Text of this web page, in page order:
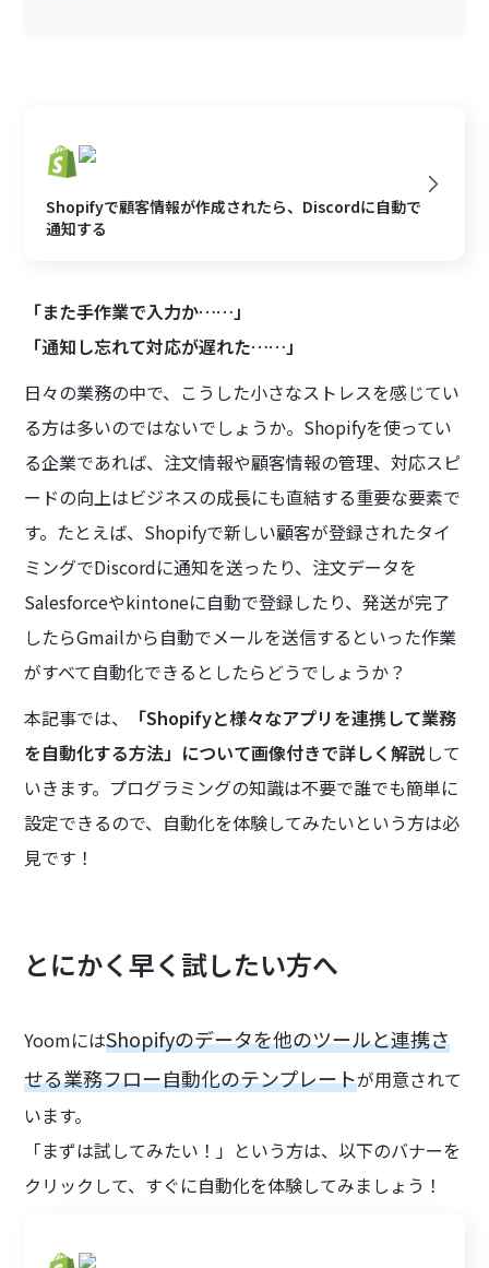
Shopifyで顧客情報が作成されたら、Discordに自動で
通知する
「また手作業で入力か……」
「通知し忘れて対応が遅れた……」
日々の業務の中で、こうした小さなストレスを感じてい
る方は多いのではないでしょうか。Shopifyを使ってい
る企業であれば、注文情報や顧客情報の管理、対応スピ
ードの向上はビジネスの成長にも直結する重要な要素で
す。たとえば、Shopifyで新しい顧客が登録されたタイ
ミングでDiscordに通知を送ったり、注文データを
Salesforceやkintoneに自動で登録したり、発送が完了
したらGmailから自動でメールを送信するといった作業
がすべて自動化できるとしたらどうでしょうか？
本記事では、
「Shopifyと様々なアプリを連携して業務
を自動化する方法」について画像付きで詳しく解説して
いきます。プログラミングの知識は不要で誰でも簡単に
設定できるので、自動化を体験してみたいという方は必
見です！
とにかく早く試したい方へ
YoomにはShopifyのデータを他のツールと連携さ
せる業務フロー自動化のテンプレートが用意されて
います。
「まずは試してみたい！」という方は、以下のバナーを
クリックして、すぐに自動化を体験してみましょう！